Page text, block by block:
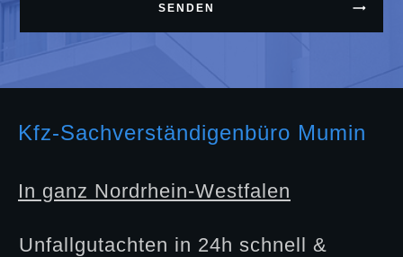
SENDEN
Kfz-Sachverständigenbüro Mumin
In ganz Nordrhein-Westfalen
Unfallgutachten in 24h schnell &